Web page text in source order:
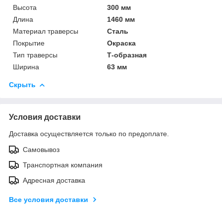
Высота
300 мм
Длина
1460 мм
Материал траверсы
Сталь
Покрытие
Окраска
Тип траверсы
Т-образная
Ширина
63 мм
Скрыть
Условия доставки
Доставка осуществляется только по предоплате.
Самовывоз
Транспортная компания
Адресная доставка
Все условия доставки